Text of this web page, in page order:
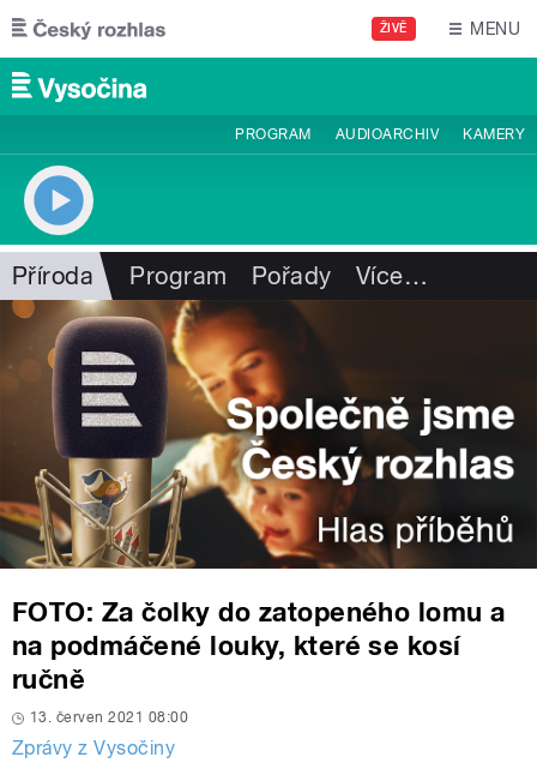
Přejít k hlavnímu obsahu
ŽIVĚ MENU
PROGRAM AUDIOARCHIV KAMERY
Příroda Program Pořady Více…
FOTO: Za čolky do zatopeného lomu a
na podmáčené louky, které se kosí
ručně
13. červen 2021 08:00
Zprávy z Vysočiny